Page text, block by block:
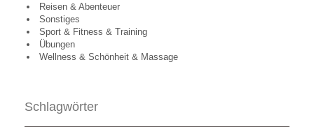
Reisen & Abenteuer
Sonstiges
Sport & Fitness & Training
Übungen
Wellness & Schönheit & Massage
Schlagwörter